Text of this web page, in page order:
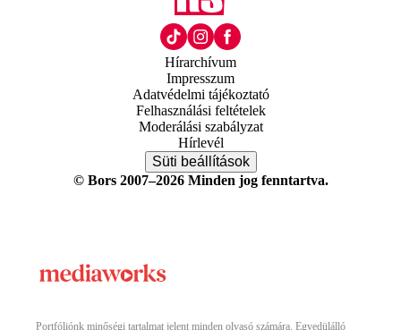
Hírarchívum
Impresszum
Adatvédelmi tájékoztató
Felhasználási feltételek
Moderálási szabályzat
Hírlevél
Süti beállítások
© Bors 2007–2026 Minden jog fenntartva.
Portfóliónk minőségi tartalmat jelent minden olvasó számára. Egyedülálló